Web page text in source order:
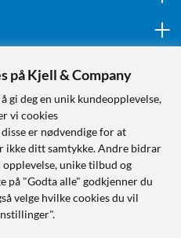
på Kjell & Company
gi deg en unik kundeopplevelse,
vi cookies
er nødvendige for at
ikke ditt samtykke. Andre bidrar
unike tilbud og
på "Godta alle" godkjenner du
velge hvilke cookies du vil